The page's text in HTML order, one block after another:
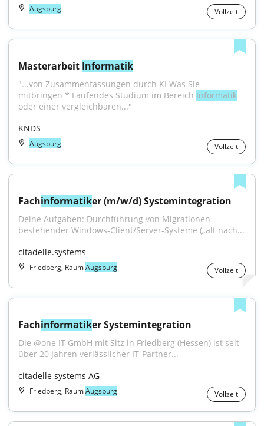
Augsburg Vollzeit
Masterarbeit Informatik
"...von Zusammenfassungen durch KI Was Sie
mitbringen * Laufendes Studium im Bereich Informatik
oder einer vergleichbaren..."
KNDS
Augsburg Vollzeit
Fachinformatiker (m/w/d) Systemintegration
Deine Aufgaben: Durchführung von Migrationen
bestehender Windows-Client/Server-Systeme („alt nach...
citadelle.systems
Friedberg, RaumAugsburg Vollzeit
Fachinformatiker Systemintegration
Die @one IT GmbH mit Sitz in Friedberg (Hessen) ist seit
über 20 Jahren verlässlicher IT-Partner...
citadelle systems AG
Friedberg, RaumAugsburg Vollzeit